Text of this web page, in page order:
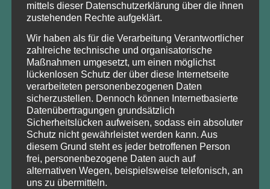
Waldbauernverband Brandenburg e.V.
waldbauern@t-online.de
IMPESSUM
DATENSCHUTZ
UNSERE PROJEKTE
Waldlust – unser Wald in Brandenburgwird derzeit im
Rahmen des Projektes „Modernisierung und Erweiterung
des Schulungsangebots der
mittels dieser Datenschutzerklärung über die ihnen
zustehenden Rechte aufgeklärt.
Wir haben als für die Verarbeitung Verantwortlicher
zahlreiche technische und organisatorische
Maßnahmen umgesetzt, um einen möglichst
lückenlosen Schutz der über diese Internetseite
verarbeiteten personenbezogenen Daten
sicherzustellen. Dennoch können Internetbasierte
Datenübertragungen grundsätzlich
Sicherheitslücken aufweisen, sodass ein absoluter
Schutz nicht gewährleistet werden kann. Aus
diesem Grund steht es jeder betroffenen Person
frei, personenbezogene Daten auch auf
alternativen Wegen, beispielsweise telefonisch, an
uns zu übermitteln.